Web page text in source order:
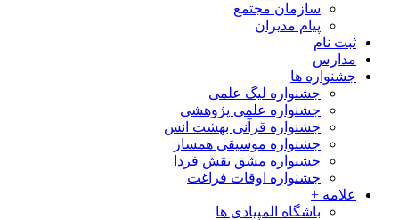
سازمان مجتمع
پیام مدیران
ثبت نام
مدارس
جشنواره ها
جشنواره لیگ علمی
جشنواره علمی پژوهشی
جشنواره قرآنی بهشت انس
جشنواره موسیقی همساز
جشنواره مشق نقش فردا
جشنواره اوقات فراغت
علامه +
باشگاه المپیادی ها